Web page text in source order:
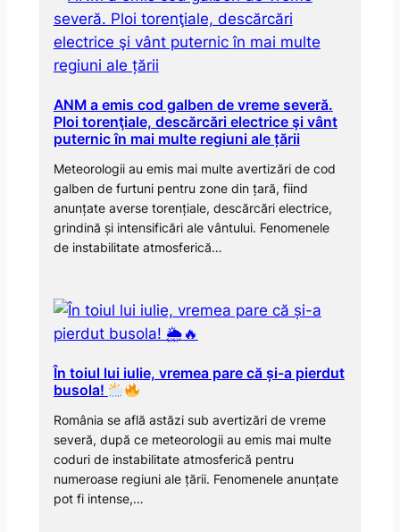
ANM a emis cod galben de vreme severă.
Ploi torenţiale, descărcări electrice şi vânt
puternic în mai multe regiuni ale țării
Meteorologii au emis mai multe avertizări de cod
galben de furtuni pentru zone din țară, fiind
anunțate averse torențiale, descărcări electrice,
grindină și intensificări ale vântului. Fenomenele
de instabilitate atmosferică…
În toiul lui iulie, vremea pare că și-a pierdut
busola!
România se află astăzi sub avertizări de vreme
severă, după ce meteorologii au emis mai multe
coduri de instabilitate atmosferică pentru
numeroase regiuni ale țării. Fenomenele anunțate
pot fi intense,…